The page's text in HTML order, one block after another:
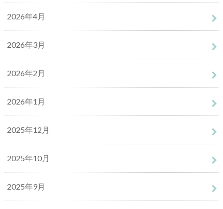
2026年4月
2026年3月
2026年2月
2026年1月
2025年12月
2025年10月
2025年9月